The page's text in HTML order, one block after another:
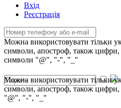
Вхід
Реєстрація
Можна використовувати тільки
символи, апостроф, також цифри,
символи "@", "-", "_"
Можна використовувати тільки
символи, апостроф, також цифри,
"@", "-", "_"